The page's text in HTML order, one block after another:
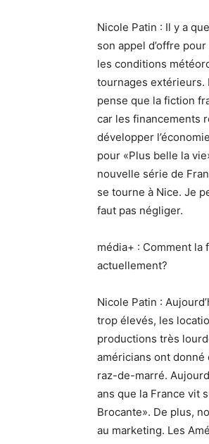
Nicole Patin : Il y a
son appel d’offre
les conditions
tournages extérieurs.
pense que la fiction
car les financements
développer
pour «Plus belle la
nouvelle série de
se tourne à Nice. Je
faut pas négliger.
média+ : Comment
actuellement?
Nicole Patin :
trop élevés, les
productions très
américians ont
raz-de-marré.
ans que la France vit
Brocante». De plus,
au marketing. Les